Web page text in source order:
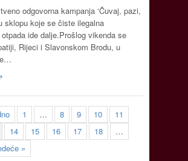
odgovorna kampanja ‘Čuvaj, pazi,
sklopu koje se čiste ilegalna
ide dalje.Prošlog vikenda se
Rijeci i Slavonskom Brodu, u
1 … 8 9 10
11
14 15 16 17 18
…
»